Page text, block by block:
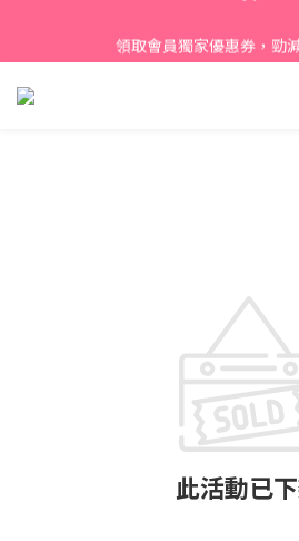
「NEW95」即可
領取會員獨家優惠券，勁
【新會員】即日起至2026月12月31
「NEW95」即可
此活動已